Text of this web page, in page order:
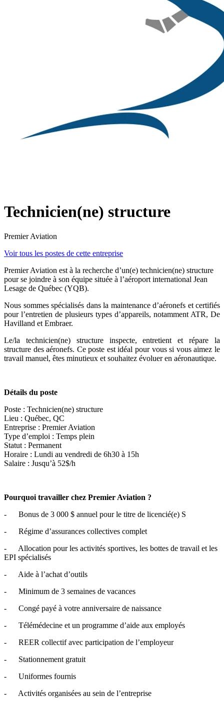
Technicien(ne) structure
Premier Aviation
Voir tous les postes de cette entreprise
Premier Aviation est à la recherche d’un(e) technicien(ne) structure
pour se joindre à son équipe située à l’aéroport international Jean
Lesage de Québec (YQB).
Nous sommes spécialisés dans la maintenance d’aéronefs et certifiés
pour l’entretien de plusieurs types d’appareils, notamment ATR, De
Havilland et Embraer.
Le/la technicien(ne) structure inspecte, entretient et répare la
structure des aéronefs. Ce poste est idéal pour vous si vous aimez le
travail manuel, êtes minutieux et souhaitez évoluer en aéronautique.
Détails du poste
Poste : Technicien(ne) structure
Lieu : Québec, QC
Entreprise : Premier Aviation
Type d’emploi : Temps plein
Statut : Permanent
Horaire : Lundi au vendredi de 6h30 à 15h
Salaire : Jusqu’à 52$/h
Pourquoi travailler chez Premier Aviation ?
- Bonus de 3 000 $ annuel pour le titre de licencié(e) S
- Régime d’assurances collectives complet
- Allocation pour les activités sportives, les bottes de travail et les
EPI spécialisés
- Aide à l’achat d’outils
- Minimum de 3 semaines de vacances
- Congé payé à votre anniversaire de naissance
- Télémédecine et un programme d’aide aux employés
- REER collectif avec participation de l’employeur
- Stationnement gratuit
- Uniformes fournis
- Activités organisées au sein de l’entreprise